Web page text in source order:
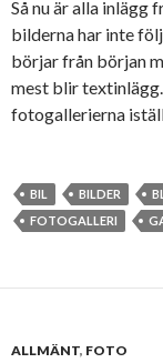
Så nu är alla inlägg
bilderna har inte
börjar från början
mest blir
fotogallerierna
BIL BILDER
FOTOGALLERI
ALLMÄNT, FOTO